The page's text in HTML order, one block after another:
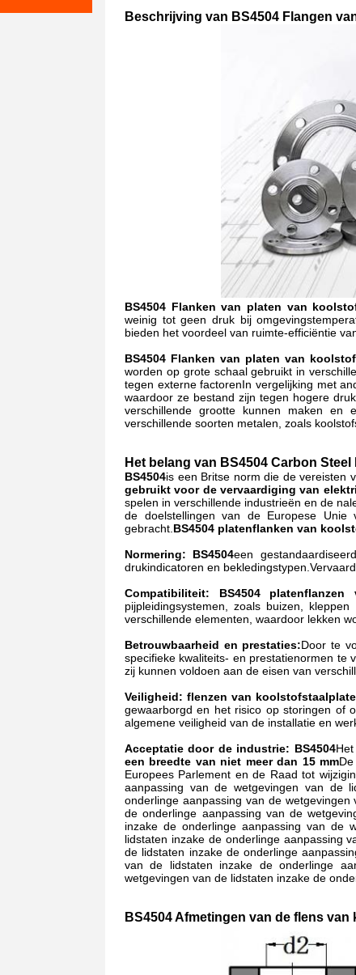
Beschrijving van BS4504 Flangen
BS4504 Flanken van platen van
weinig tot geen druk bij
bieden het voordeel van ruimte-efficiëntie
BS4504 Flanken van platen van
worden op grote schaal gebruikt in
tegen externe factorenIn vergelijking met
waardoor ze bestand zijn tegen hogere
verschillende grootte kunnen maken en
verschillende soorten metalen, zoals
Het belang van BS4504 Carbon Steel
BS4504is een Britse norm die de vereisten
gebruikt voor de vervaardiging van
spelen in verschillende industrieën en de
de doelstellingen van de Europese Unie
gebracht. BS4504 platenflanken van
Normering: BS4504een
drukindicatoren en
Compatibiliteit: BS4504 platenflanzen
pijpleidingsystemen, zoals buizen,
verschillende elementen, waardoor lekken
Betrouwbaarheid en prestaties:Door te
specifieke kwaliteits- en prestatienormen te
zij kunnen voldoen aan de eisen van
Veiligheid: flenzen van
gewaarborgd en het risico op storingen of
algemene veiligheid van de installatie en
Acceptatie door de industrie: BS4504
een breedte van niet meer dan 15 mm
Europees Parlement en de Raad tot
aanpassing van de wetgevingen van de
onderlinge aanpassing van de
de onderlinge aanpassing van de
inzake de onderlinge aanpassing van de
lidstaten inzake de onderlinge aanpassing
de lidstaten inzake de onderlinge
van de lidstaten inzake de onderlinge
wetgevingen van de lidstaten inzake de
BS4504 Afmetingen van de flens